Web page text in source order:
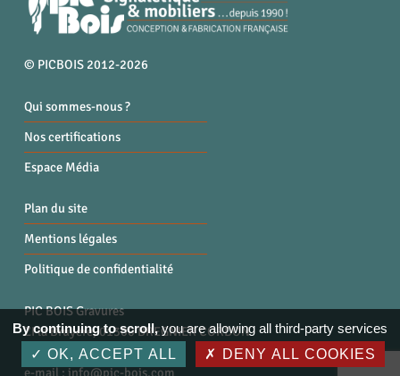
© PICBOIS 2012-2026
Qui sommes-nous ?
Nos certifications
Espace Média
Plan du site
Mentions légales
Politique de confidentialité
PIC BOIS Gravures
ZI la Bruyère, 01300 BREGNIER CORDON
Tél. : 04 79 87 96 40
e-mail :info@pic-bois.com
By continuing to scroll,you are allowing all third-party services
OK, ACCEPT ALL
DENY ALL COOKIES